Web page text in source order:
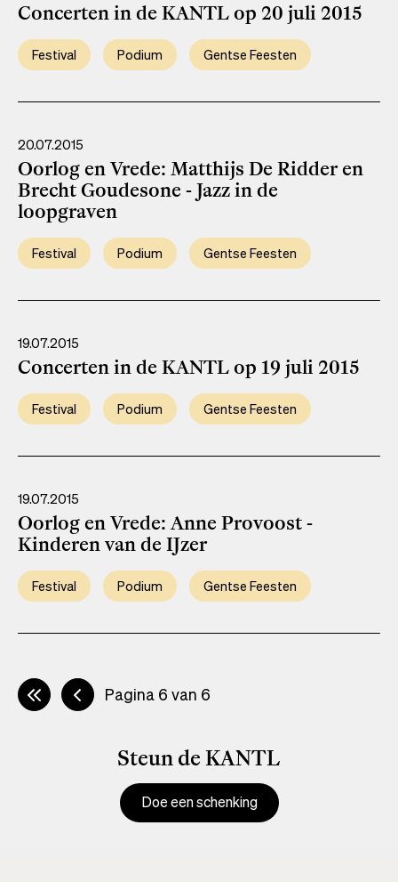
Concerten in de KANTL op 20 juli 2015
Festival Podium Gentse Feesten
20.07.2015
Oorlog en Vrede: Matthijs De Ridder en
Brecht Goudesone - Jazz in de
loopgraven
Festival Podium Gentse Feesten
19.07.2015
Concerten in de KANTL op 19 juli 2015
Festival Podium Gentse Feesten
19.07.2015
Oorlog en Vrede: Anne Provoost -
Kinderen van de IJzer
Festival Podium Gentse Feesten
PagineringPagina 6 van 6
Steun de KANTL
Doe een schenking